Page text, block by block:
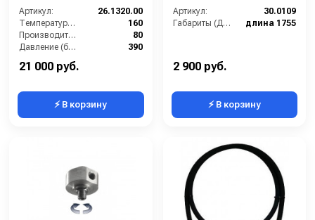
Артикул:
26.1320.00
Температура (°C):
160
Производительность (л/мин):
80
Давление (бар):
390
21 000 руб.
⚡ В корзину
Артикул:
30.0109
Габариты (ДхШхВ):
длина 1755
2 900 руб.
⚡ В корзину